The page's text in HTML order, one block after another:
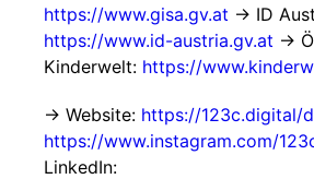
https://www.gisa.gv.at → ID
https://www.id-austria.gv.at →
Kinderwelt: https://
→ Website: https://123c.digital/
https://www.instagram.com/
LinkedIn: